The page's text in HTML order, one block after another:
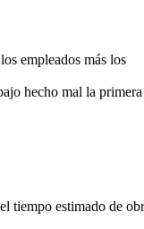
empleados más los
hecho mal la primera
tiempo estimado de